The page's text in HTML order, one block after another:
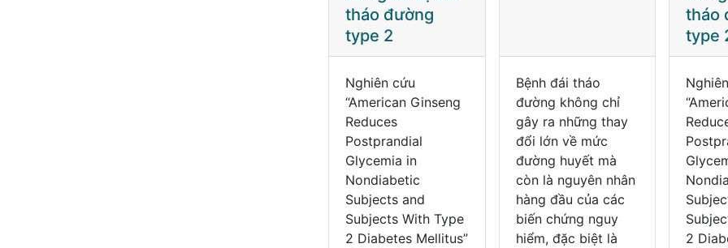
Bệnh đái tháo
đường không chỉ
gây ra những thay
đổi lớn về mức
đường huyết mà
còn là nguyên nhân
hàng đầu của các
biến chứng nguy
hiểm, đặc biệt là
Nghiên cứu
“American Ginseng
Reduces
Postprandial
Glycemia in
Nondiabetic
Subjects and
Subjects With Type
2 Diabetes Mellitus”
Bệnh
gây ra
đổi lớn
đường
còn là
hàng
biến
hiểm,